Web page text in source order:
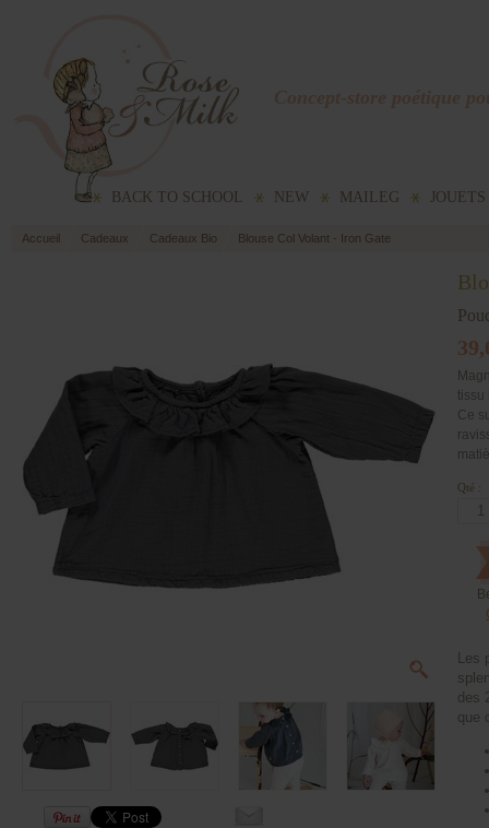
Concept-store poétique
BACK TO SCHOOL NEW MAILEG JOUETS
Accueil Cadeaux Cadeaux Bio Blouse Col Volant - Iron Gate
Ce
Qté :
Les
des
que